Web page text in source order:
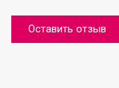
Оставить отзыв